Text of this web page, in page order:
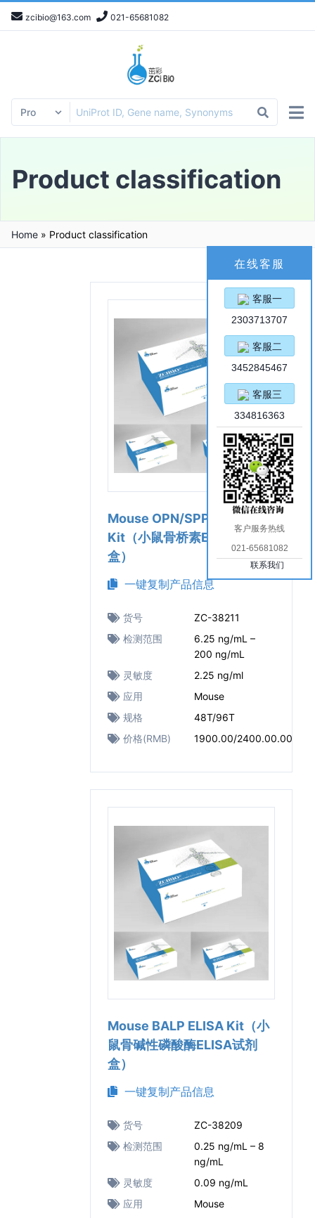
zcibio@163.com 021-65681082
Product classification
Home » Product classification
Mouse OPN/SPP1 ELISA
Kit（小鼠骨桥素ELISA试剂
盒）
一键复制产品信息
货号
ZC-38211
检测范围
6.25 ng/mL –
200 ng/mL
灵敏度
2.25 ng/ml
应用
Mouse
规格
48T/96T
价格(RMB)
1900.00/2400.00.00
Mouse BALP ELISA Kit（小
鼠骨碱性磷酸酶ELISA试剂
盒）
一键复制产品信息
货号
ZC-38209
检测范围
0.25 ng/mL – 8
ng/mL
灵敏度
0.09 ng/mL
应用
Mouse
在线客服
客服一
2303713707
客服二
3452845467
客服三
334816363
客户服务热线
021-65681082
联系我们